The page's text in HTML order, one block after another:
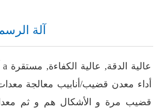
آلة
أداء معدن قضيب/أنابيب معالجة
قضيب مرة و الأشكال هم و ثم